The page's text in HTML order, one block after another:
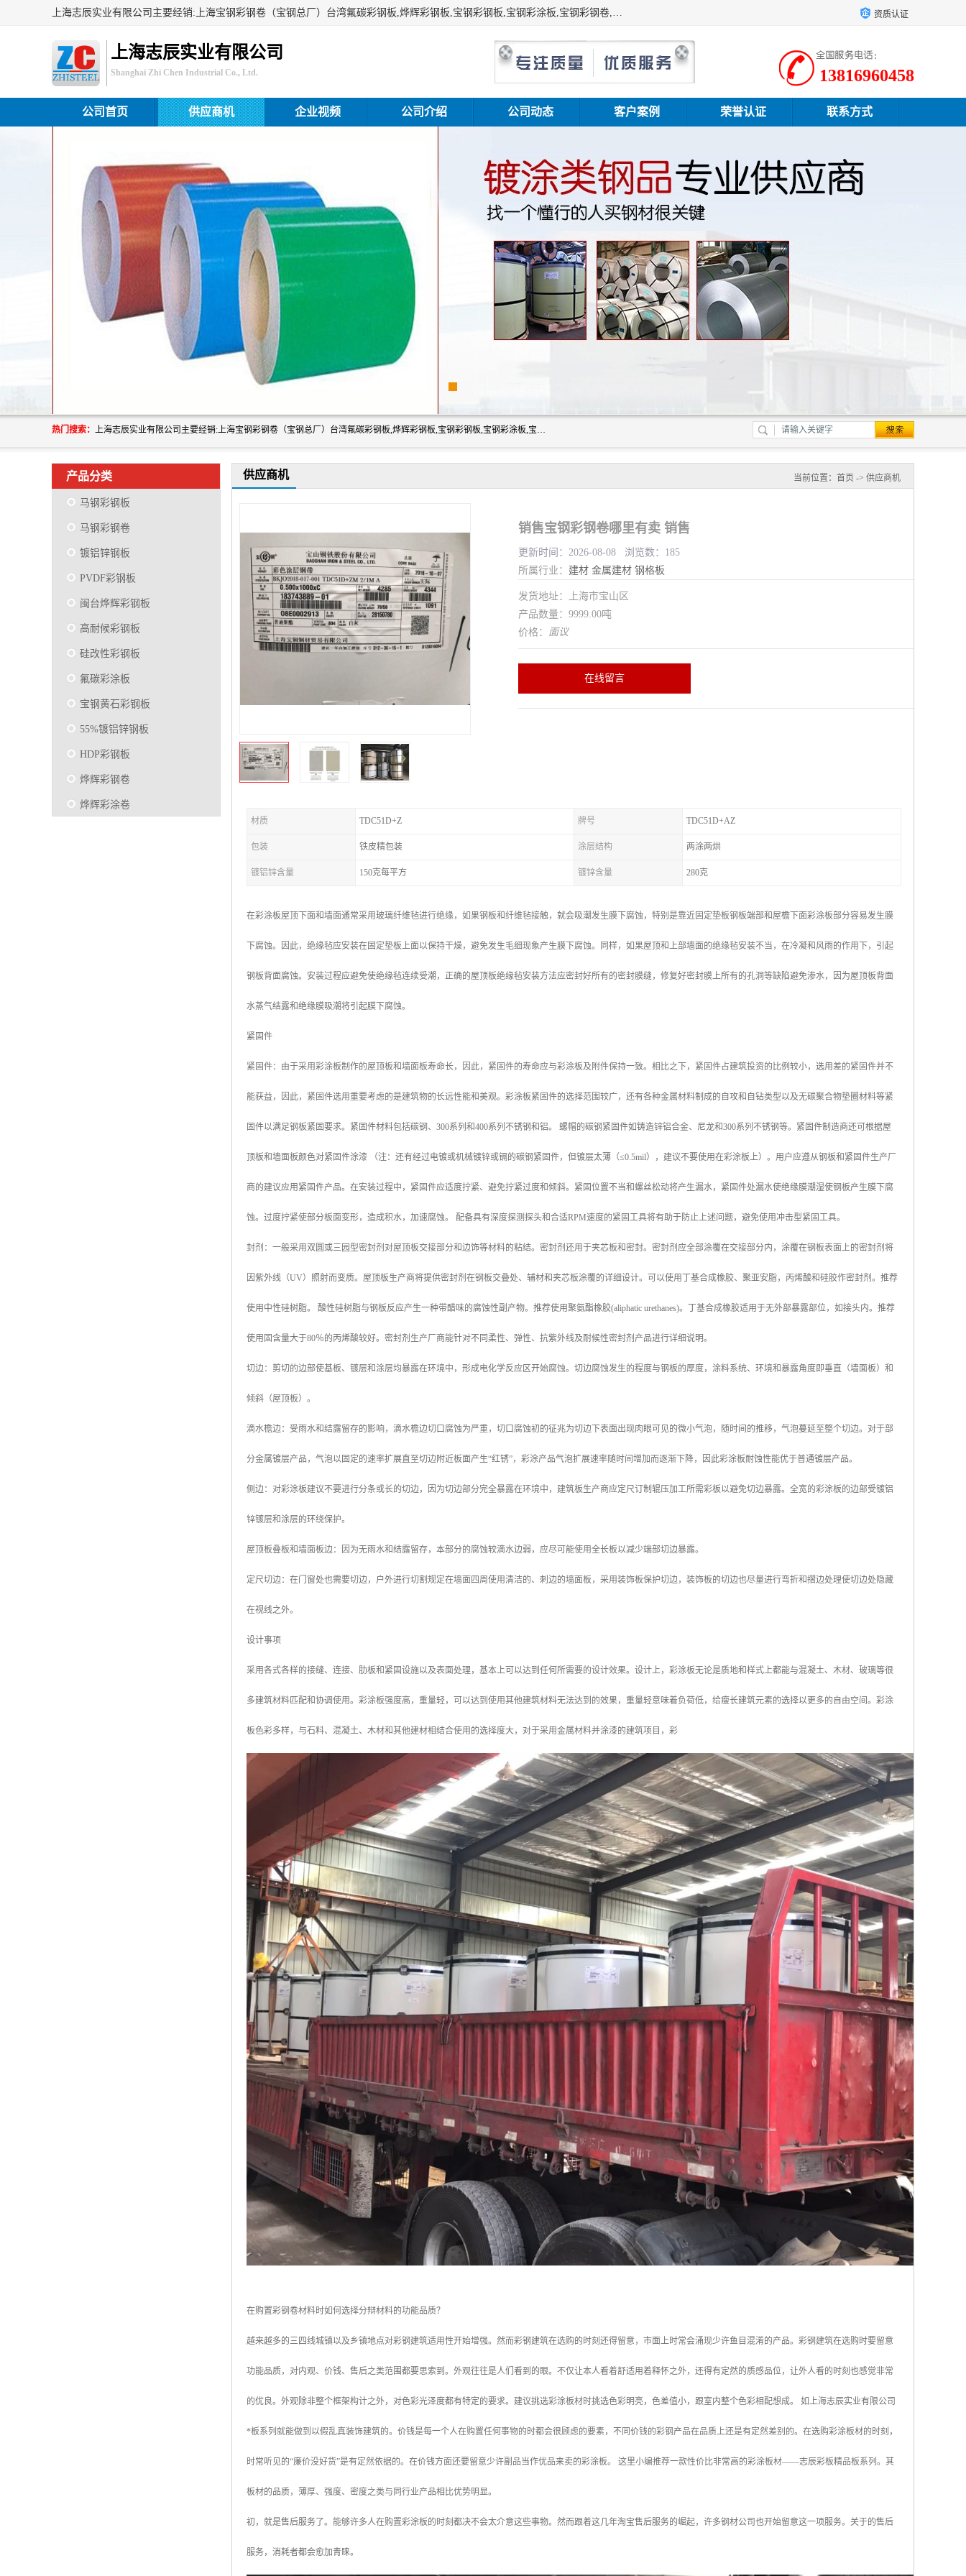
上海志辰实业有限公司主要经销:上海宝钢彩钢卷（宝钢总厂）台湾氟碳彩钢板,烨辉彩钢板,宝钢彩钢板,宝钢彩涂板,宝钢彩钢卷,马钢彩钢板,马钢彩钢卷,镀铝锌钢板,PVDF彩钢板,台湾烨辉彩钢板,高耐候彩钢板,硅改性彩钢板,规格齐全。 资质认证
上海志辰实业有限公司
Shanghai Zhi Chen Industrial Co., Ltd. 13816960458
公司首页 供应商机 企业视频 公司介绍 公司动态 客户案例 荣誉认证 联系方式
热门搜索： 上海志辰实业有限公司主要经销:上海宝钢彩钢卷（宝钢总厂）台湾氟碳彩钢板,烨辉彩钢板,宝钢彩钢板,宝钢彩涂板,宝钢彩钢卷,马钢彩钢板,马钢彩钢卷,镀铝锌钢板,PVDF彩钢板,台湾烨辉彩钢板,高耐候彩钢板,硅改性彩钢板,规格齐全。
产品分类
马钢彩钢板
马钢彩钢卷
镀铝锌钢板
PVDF彩钢板
闽台烨辉彩钢板
高耐候彩钢板
硅改性彩钢板
氟碳彩涂板
宝钢黄石彩钢板
55%镀铝锌钢板
HDP彩钢板
烨辉彩钢卷
烨辉彩涂卷
供应商机 当前位置： 首页 -> 供应商机
销售宝钢彩钢卷哪里有卖 销售
更新时间：2026-08-08 浏览数：185
所属行业： 建材 金属建材 钢格板
发货地址：上海市宝山区
产品数量：9999.00吨
价格： 面议
在线留言
材质 TDC51D+Z 牌号 TDC51D+AZ
包装 铁皮精包装 涂层结构 两涂两烘
镀铝锌含量 150克每平方 镀锌含量 280克
在彩涂板屋顶下面和墙面通常采用玻璃纤维毡进行绝缘，如果钢板和纤维毡接触，就会吸潮发生膜下腐蚀，特别是靠近固定垫板钢板端部和屋檐下面彩涂板部分容易发生膜
下腐蚀。因此，绝缘毡应安装在固定垫板上面以保持干燥，避免发生毛细现象产生膜下腐蚀。同样，如果屋顶和上部墙面的绝缘毡安装不当，在冷凝和风雨的作用下，引起
钢板背面腐蚀。安装过程应避免使绝缘毡连续受潮，正确的屋顶板绝缘毡安装方法应密封好所有的密封膜缝，修复好密封膜上所有的孔洞等缺陷避免渗水，因为屋顶板背面
水蒸气结露和绝缘膜吸潮将引起膜下腐蚀。
紧固件
紧固件：由于采用彩涂板制作的屋顶板和墙面板寿命长，因此，紧固件的寿命应与彩涂板及附件保持一致。相比之下，紧固件占建筑投资的比例较小，选用差的紧固件并不
能获益，因此，紧固件选用重要考虑的是建筑物的长远性能和美观。彩涂板紧固件的选择范围较广，还有各种金属材料制成的自攻和自钻类型以及无碳聚合物垫圈材料等紧
固件以满足钢板紧固要求。紧固件材料包括碳钢、300系列和400系列不锈钢和铝。 螺帽的碳钢紧固件如铸造锌铝合金、尼龙和300系列不锈钢等。紧固件制造商还可根据屋
顶板和墙面板颜色对紧固件涂漆 （注：还有经过电镀或机械镀锌或镉的碳钢紧固件，但镀层太薄（≤0.5mil），建议不要使用在彩涂板上）。用户应遵从钢板和紧固件生产厂
商的建议应用紧固件产品。在安装过程中，紧固件应适度拧紧、避免拧紧过度和倾斜。紧固位置不当和螺丝松动将产生漏水，紧固件处漏水使绝缘膜潮湿使钢板产生膜下腐
蚀。过度拧紧使部分板面变形，造成积水，加速腐蚀。 配备具有深度探测探头和合适RPM速度的紧固工具将有助于防止上述问题，避免使用冲击型紧固工具。
封剂：一般采用双圆或三园型密封剂对屋顶板交接部分和边饰等材料的粘结。密封剂还用于夹芯板和密封。密封剂应全部涂覆在交接部分内，涂覆在钢板表面上的密封剂将
因紫外线（UV）照射而变质。屋顶板生产商将提供密封剂在钢板交叠处、辅材和夹芯板涂覆的详细设计。可以使用丁基合成橡胶、聚亚安脂，丙烯酸和硅胶作密封剂。推荐
使用中性硅树脂。 酸性硅树脂与钢板反应产生一种带醋味的腐蚀性副产物。推荐使用聚氨酯橡胶(aliphatic urethanes)。丁基合成橡胶适用于无外部暴露部位，如接头内。推荐
使用固含量大于80％的丙烯酸较好。密封剂生产厂商能针对不同柔性、弹性、抗紫外线及耐候性密封剂产品进行详细说明。
切边：剪切的边部使基板、镀层和涂层均暴露在环境中，形成电化学反应区开始腐蚀。切边腐蚀发生的程度与钢板的厚度，涂料系统、环境和暴露角度即垂直（墙面板）和
倾斜（屋顶板）。
滴水檐边：受雨水和结露留存的影响，滴水檐边切口腐蚀为严重，切口腐蚀初的征兆为切边下表面出现肉眼可见的微小气泡，随时间的推移，气泡蔓延至整个切边。对于部
分金属镀层产品，气泡以固定的速率扩展直至切边附近板面产生“红锈”，彩涂产品气泡扩展速率随时间增加而逐渐下降，因此彩涂板耐蚀性能优于普通镀层产品。
侧边：对彩涂板建议不要进行分条或长的切边，因为切边部分完全暴露在环境中，建筑板生产商应定尺订制辊压加工所需彩板以避免切边暴露。全宽的彩涂板的边部受镀铝
锌镀层和涂层的环绕保护。
屋顶板叠板和墙面板边：因为无雨水和结露留存，本部分的腐蚀较滴水边弱，应尽可能使用全长板以减少端部切边暴露。
定尺切边：在门窗处也需要切边，户外进行切割规定在墙面四周使用清洁的、刺边的墙面板，采用装饰板保护切边，装饰板的切边也尽量进行弯折和摺边处理使切边处隐藏
在视线之外。
设计事项
采用各式各样的接缝、连接、肋板和紧固设施以及表面处理，基本上可以达到任何所需要的设计效果。设计上，彩涂板无论是质地和样式上都能与混凝土、木材、玻璃等很
多建筑材料匹配和协调使用。彩涂板强度高，重量轻，可以达到使用其他建筑材料无法达到的效果，重量轻意味着负荷低，给瘦长建筑元素的选择以更多的自由空间。彩涂
板色彩多样，与石料、混凝土、木材和其他建材相结合使用的选择度大，对于采用金属材料并涂漆的建筑项目，彩
在购置彩钢卷材料时如何选择分辩材料的功能品质？
越来越多的三四线城镇以及乡镇地点对彩钢建筑适用性开始增强。然而彩钢建筑在选购的时刻还得留意，市面上时常会涌现少许鱼目混淆的产品。彩钢建筑在选购时要留意
功能品质，对内观、价钱、售后之类范围都要思索到。外观往往是人们看到的眼。不仅让本人看着舒适用着释怀之外，还得有定然的质感品位，让外人看的时刻也感觉非常
的优良。外观除非整个框架构计之外，对色彩光泽度都有特定的要求。建议挑选彩涂板材时挑选色彩明亮，色差值小，跟室内整个色彩相配想成。 如上海志辰实业有限公司
*板系列就能做到以假乱真装饰建筑的。价钱是每一个人在购置任何事物的时都会很顾虑的要素，不同价钱的彩钢产品在品质上还是有定然差别的。在选购彩涂板材的时刻，
时常听见的“廉价没好货”是有定然依据的。在价钱方面还要留意少许副品当作优品来卖的彩涂板。 这里小编推荐一款性价比非常高的彩涂板材——志辰彩板精品板系列。其
板材的品质，薄厚、强度、密度之类与同行业产品相比优势明显。
初，就是售后服务了。能够许多人在购置彩涂板的时刻都决不会太介意这些事物。然而跟着这几年淘宝售后服务的崛起，许多钢材公司也开始留意这一项服务。关于的售后
服务，消耗者都会愈加青睐。